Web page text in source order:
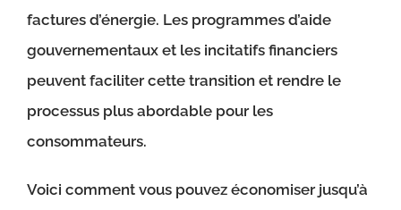
factures d’énergie. Les programmes d’aide
gouvernementaux et les incitatifs financiers
peuvent faciliter cette transition et rendre le
processus plus abordable pour les
consommateurs.
Voici comment vous pouvez économiser jusqu’à